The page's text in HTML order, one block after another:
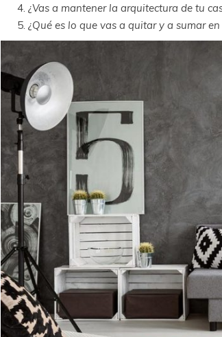
¿Vas a mantener la arquitectura de tu
¿Qué es lo que vas a quitar y a sumar